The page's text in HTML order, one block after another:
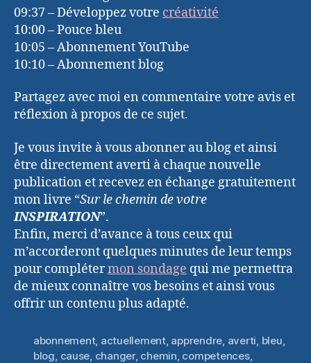
09:37 – Développez votre créativité
10:00 – Pouce bleu
10:05 – Abonnement YouTube
10:10 – Abonnement blog
Partagez avec moi en commentaire votre avis et
réflexion à propos de ce sujet.
Je vous invite à vous abonner au blog et ainsi
être directement averti à chaque nouvelle
publication et recevez en échange gratuitement
mon livre “Sur le chemin de votre
INSPIRATION”.
Enfin, merci d’avance à tous ceux qui
m’accorderont quelques minutes de leur temps
pour complétermon sondage qui me permettra
de mieux connaître vos besoins et ainsi vous
offrir un contenu plus adapté.
abonnement, actuellement, apprendre averti bleu
blog cause changer, chemin competences,